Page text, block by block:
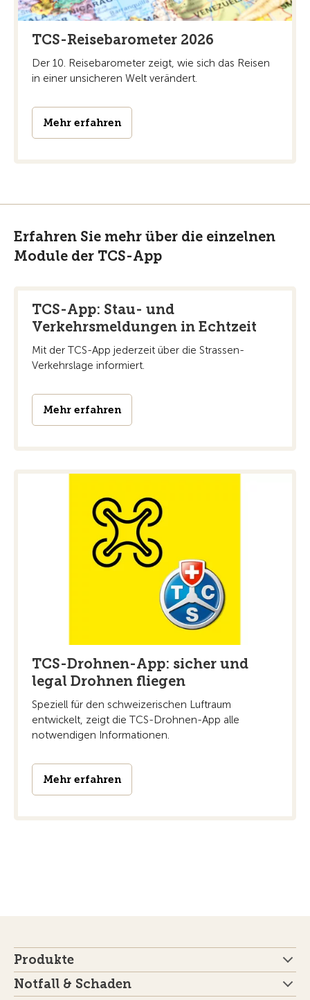
TCS-Reisebarometer 2026
Der 10. Reisebarometer zeigt, wie sich das Reisen
in einer unsicheren Welt verändert.
Mehr erfahren
Erfahren Sie mehr über die einzelnen
Module der TCS-App
TCS-App: Stau- und
Verkehrsmeldungen in Echtzeit
Mit der TCS-App jederzeit über die Strassen-
Verkehrslage informiert.
Mehr erfahren
TCS-Drohnen-App: sicher und
legal Drohnen fliegen
Speziell für den schweizerischen Luftraum
entwickelt, zeigt die TCS-Drohnen-App alle
notwendigen Informationen.
Mehr erfahren
Produkte
Notfall & Schaden